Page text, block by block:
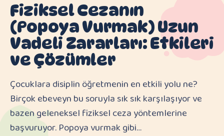
Fiziksel Cezanın
(Popoya Vurmak) Uzun
Vadeli Zararları: Etkileri
ve Çözümler
Çocuklara disiplin öğretmenin en etkili yolu ne?
Birçok ebeveyn bu soruyla sık sık karşılaşıyor ve
bazen geleneksel fiziksel ceza yöntemlerine
başvuruyor. Popoya vurmak gibi…